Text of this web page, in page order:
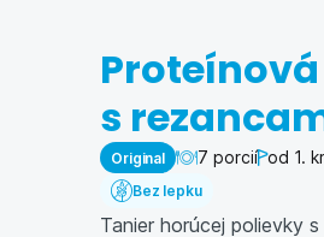
Ako začať
Chudnutie po
Hľadáme
partnerov
Affiliate
Kontakty
s
Original 7 porcií od 1.
Bez lepku
Tanier horúcej polievky